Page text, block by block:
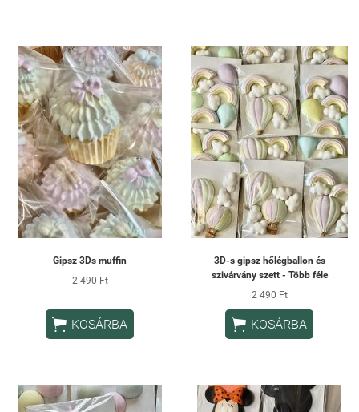
Gipsz 3Ds muffin
2 490 Ft
 KOSÁRBA
3D-s gipsz hőlégballon és
szivárvány szett - Több féle
2 490 Ft
 KOSÁRBA